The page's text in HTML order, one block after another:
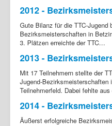
2012 -
Gute Bilanz für die TTC-Jugend
Bezirksmeisterschaften in
3. Plätzen erreichte der TTC…
2013 -
Mit 17 Teilnehmern stellte der
Jugend-
Teilnehmerfeld. Dabei fehlte
2014 -
Äußerst erfolgreiche